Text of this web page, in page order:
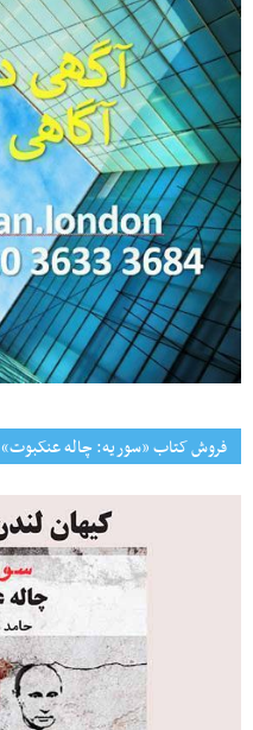
فروش کتاب «سوریه: چاله عنکبوت»